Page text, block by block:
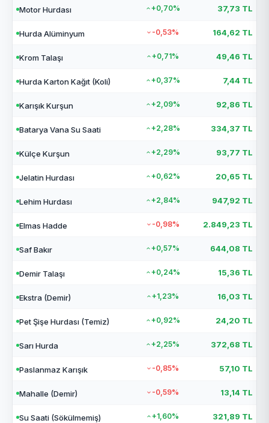
Motor Hurdası +0,70% 37,73 TL
Hurda Alüminyum -0,53% 164,62 TL
Krom Talaşı +0,71% 49,46 TL
Hurda Karton Kağıt (Koli) +0,37% 7,44 TL
Karışık Kurşun +2,09% 92,86 TL
Batarya Vana Su Saati +2,28% 334,37 TL
Külçe Kurşun +2,29% 93,77 TL
Jelatin Hurdası +0,62% 20,65 TL
Lehim Hurdası +2,84% 947,92 TL
Elmas Hadde -0,98% 2.849,23 TL
Saf Bakır +0,57% 644,08 TL
Demir Talaşı +0,24% 15,36 TL
Ekstra (Demir) +1,23% 16,03 TL
Pet Şişe Hurdası (Temiz) +0,92% 24,20 TL
Sarı Hurda +2,25% 372,68 TL
Paslanmaz Karışık -0,85% 57,10 TL
Mahalle (Demir) -0,59% 13,14 TL
Su Saati (Sökülmemiş) +1,60% 321,89 TL